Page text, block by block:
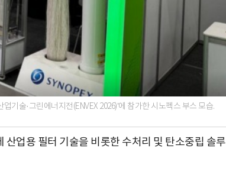
기술·그린에너지전(ENVEX 2026)’에 참가한 시노펙스 부스 모습.
업용 필터 기술을 비롯한 수처리 및 탄소중립 솔루